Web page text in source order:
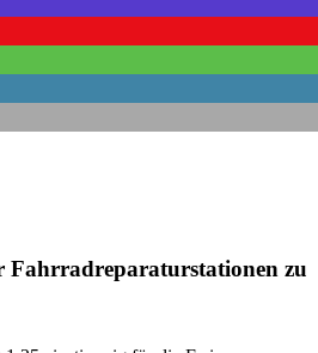
Fahrradreparaturstationen zu